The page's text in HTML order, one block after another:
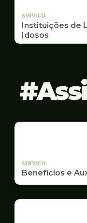
SERVICO
Instituições de
Idosos
SERVICO
Benefícios e